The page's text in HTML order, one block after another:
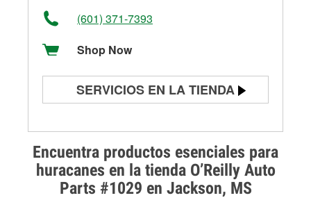
Encuentra productos esenciales para
huracanes en la tienda O’Reilly Auto
Parts #1029 en Jackson, MS
(601) 371-7393
Shop Now
SERVICIOS EN LA TIENDA
Prueba de alternadores y
arrancadores
Revisión de la luz "Check Engine"